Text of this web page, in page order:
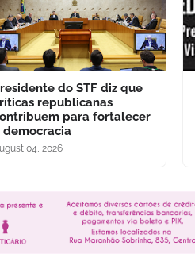
do STF diz que
republicanas
para fortalecer
democracia
04, 2026